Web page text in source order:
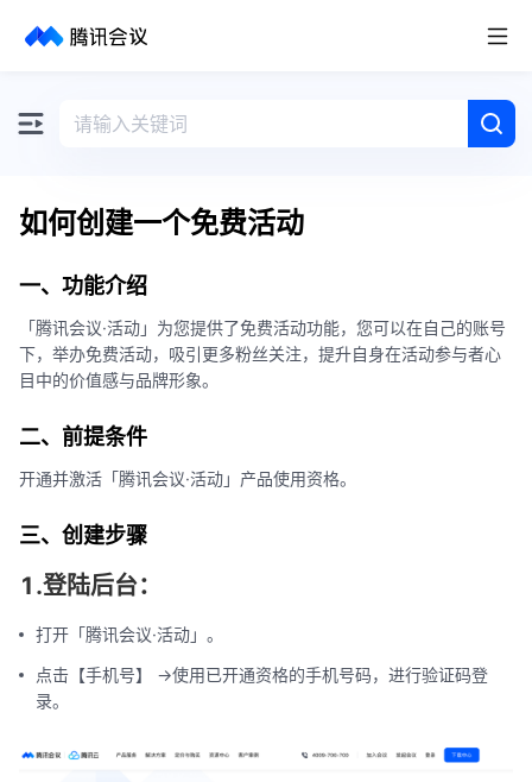
取消
如何创建一个免费活动
一、功能介绍
「腾讯会议·活动」为您提供了免费活动功能，您可以在自己的账号
下，举办免费活动，吸引更多粉丝关注，提升自身在活动参与者心
目中的价值感与品牌形象。
二、前提条件
开通并激活「腾讯会议·活动」产品使用资格。
三、创建步骤
1.登陆后台：
打开「腾讯会议·活动」。
点击【手机号】 ->使用已开通资格的手机号码，进行验证码登
录。